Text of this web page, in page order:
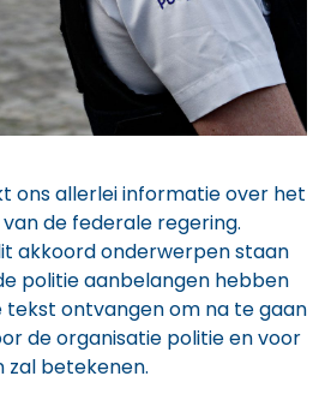
ons allerlei informatie over het
de federale regering.
akkoord onderwerpen staan
politie aanbelangen hebben
tekst ontvangen om na te gaan
de organisatie politie en voor
zal betekenen.